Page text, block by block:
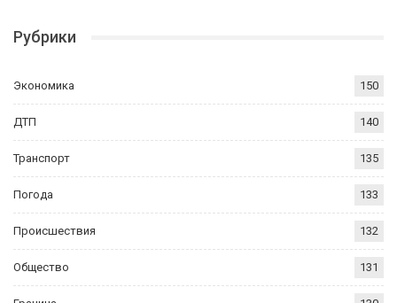
Рубрики
Экономика 150
ДТП 140
Транспорт 135
Погода 133
Происшествия 132
Общество 131